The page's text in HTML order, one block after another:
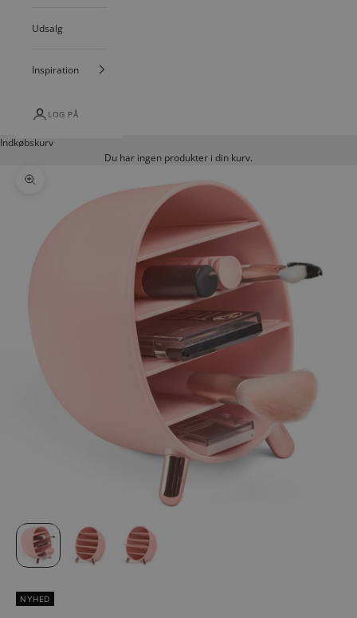
Udsalg
Inspiration
LOG PÅ
Indkøbskurv
Du har ingen produkter i din kurv.
Zoom
NYHED